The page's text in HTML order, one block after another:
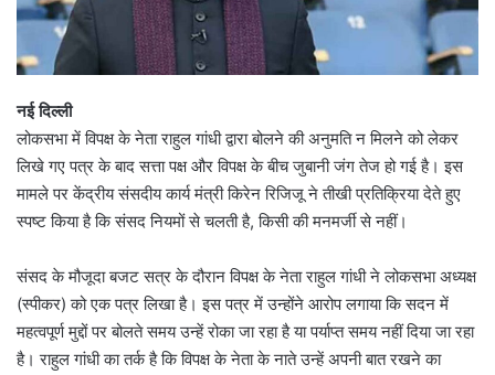
नई दिल्ली
लोकसभा में विपक्ष के नेता राहुल गांधी द्वारा बोलने की अनुमति न मिलने को लेकर
लिखे गए पत्र के बाद सत्ता पक्ष और विपक्ष के बीच जुबानी जंग तेज हो गई है। इस
मामले पर केंद्रीय संसदीय कार्य मंत्री किरेन रिजिजू ने तीखी प्रतिक्रिया देते हुए
स्पष्ट किया है कि संसद नियमों से चलती है, किसी की मनमर्जी से नहीं।
संसद के मौजूदा बजट सत्र के दौरान विपक्ष के नेता राहुल गांधी ने लोकसभा अध्यक्ष
(स्पीकर) को एक पत्र लिखा है। इस पत्र में उन्होंने आरोप लगाया कि सदन में
महत्वपूर्ण मुद्दों पर बोलते समय उन्हें रोका जा रहा है या पर्याप्त समय नहीं दिया जा रहा
है। राहुल गांधी का तर्क है कि विपक्ष के नेता के नाते उन्हें अपनी बात रखने का